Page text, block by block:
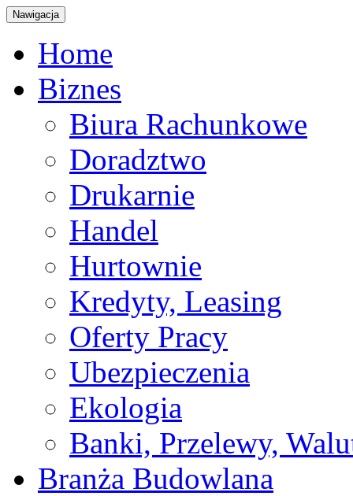
Nawigacja
Home
Biznes
Biura Rachunkowe
Doradztwo
Drukarnie
Handel
Hurtownie
Kredyty, Leasing
Oferty Pracy
Ubezpieczenia
Ekologia
Banki, Przelewy,
Branża Budowlana